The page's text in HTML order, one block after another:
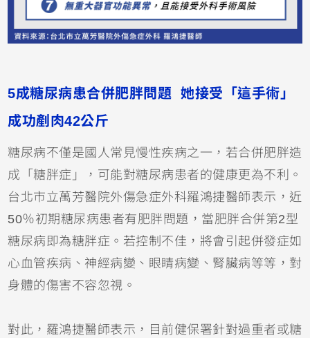
5成糖尿病患合併肥胖問題 她接受「這手術」
成功剷肉42公斤
糖尿病不僅是國人常見慢性疾病之一，若合併肥胖造
成「糖胖症」，可能對糖尿病患者的健康更為不利。
台北市立萬芳醫院外傷急症外科羅鴻捷醫師表示，近
50％初期糖尿病患者有肥胖問題，當肥胖合併第2型
糖尿病即為糖胖症。若控制不佳，將會引起併發症如
心血管疾病、神經病變、眼睛病變、腎臟病等等，對
身體的傷害不容忽視。
對此，羅鴻捷醫師表示，目前健保署針對過重者或糖